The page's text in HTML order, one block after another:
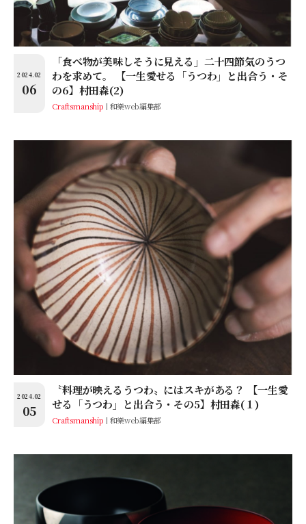
2024.02
06
「食べ物が美味しそうに見える」二十四節気のうつ
わを求めて。 【一生愛せる「うつわ」と出合う・そ
の6】村田森(2)
Craftsmanship 和樂web編集部
2024.02
05
〝料理が映えるうつわ〟にはスキがある？ 【一生愛
せる「うつわ」と出合う・その5】村田森(１)
Craftsmanship 和樂web編集部